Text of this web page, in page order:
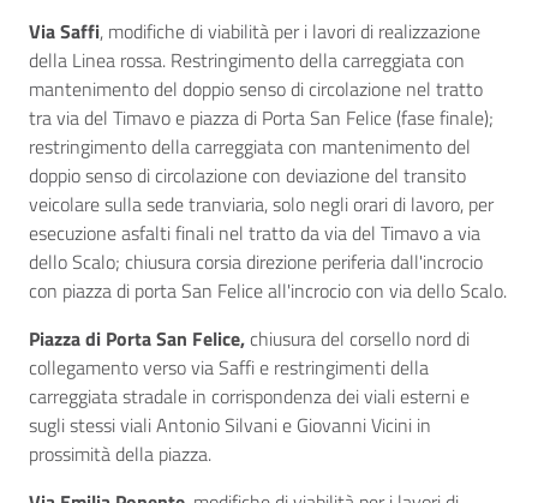
Via Saffi, modifiche di viabilità per i lavori di realizzazione
della Linea rossa. Restringimento della carreggiata con
mantenimento del doppio senso di circolazione nel tratto
tra via del Timavo e piazza di Porta San Felice (fase finale);
restringimento della carreggiata con mantenimento del
doppio senso di circolazione con deviazione del transito
veicolare sulla sede tranviaria, solo negli orari di lavoro, per
esecuzione asfalti finali nel tratto da via del Timavo a via
dello Scalo; chiusura corsia direzione periferia dall'incrocio
con piazza di porta San Felice all'incrocio con via dello Scalo.
Piazza di Porta San Felice, chiusura del corsello nord di
collegamento verso via Saffi e restringimenti della
carreggiata stradale in corrispondenza dei viali esterni e
sugli stessi viali Antonio Silvani e Giovanni Vicini in
prossimità della piazza.